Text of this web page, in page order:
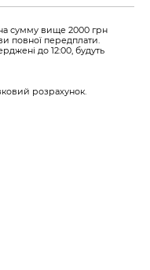
сумму вище 2000 грн
повної передплати.
до 12:00, будуть
розрахунок.